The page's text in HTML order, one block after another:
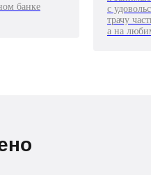
банке
с
трачу
а на